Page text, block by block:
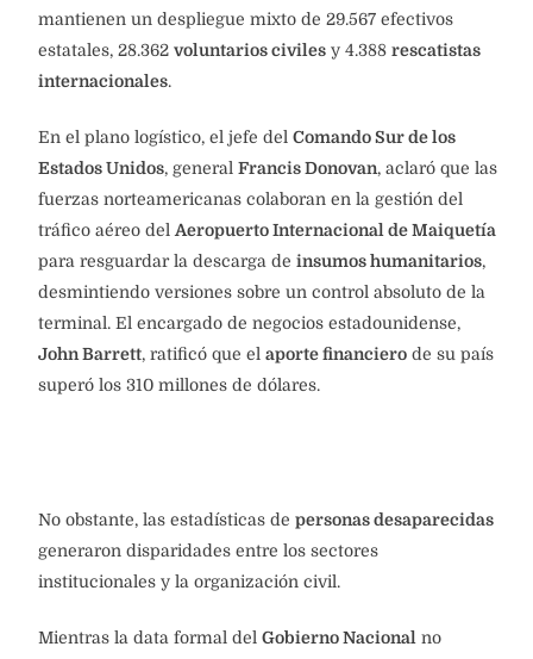
mantienen un despliegue mixto de 29.567 efectivos
estatales, 28.362 voluntarios civiles y 4.388 rescatistas
internacionales.
En el plano logístico, el jefe del Comando Sur de los
Estados Unidos, general Francis Donovan, aclaró que las
fuerzas norteamericanas colaboran en la gestión del
tráfico aéreo del Aeropuerto Internacional de Maiquetía
para resguardar la descarga de insumos humanitarios,
desmintiendo versiones sobre un control absoluto de la
terminal. El encargado de negocios estadounidense,
John Barrett, ratificó que el aporte financiero de su país
superó los 310 millones de dólares.
No obstante, las estadísticas de personas desaparecidas
generaron disparidades entre los sectores
institucionales y la organización civil.
Mientras la data formal del Gobierno Nacional no